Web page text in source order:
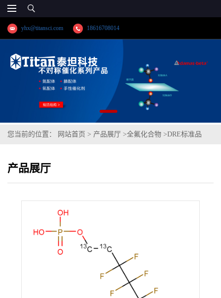
yhx@titansci.com 18616708014
您当前的位置： 网站首页 > 产品展厅 >全氟化合物 >DRE标准品
2（泰坦现货供应）
产品展厅